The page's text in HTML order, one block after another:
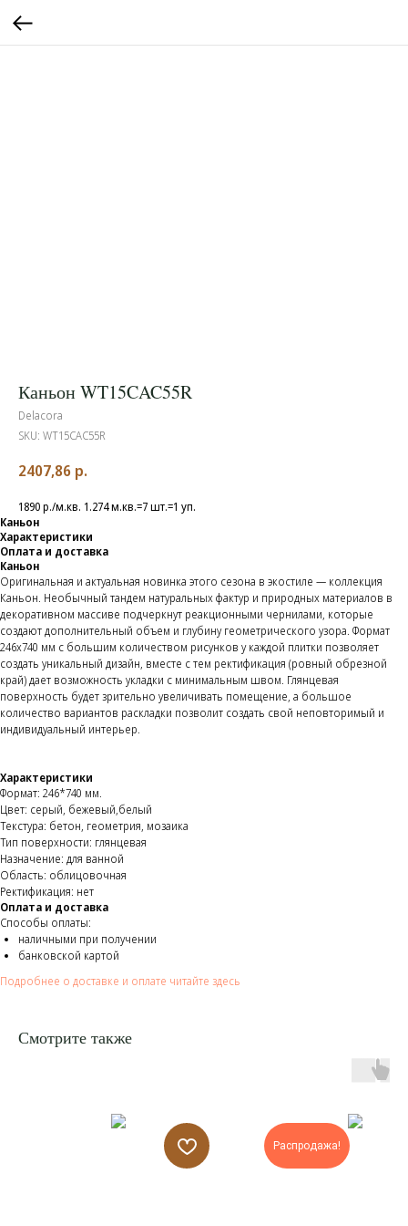
Каньон WT15CAC55R
Delacora
SKU: WT15CAC55R
2407,86 р.
1890 р./м.кв. 1.274 м.кв.=7 шт.=1 уп.
Каньон
Характеристики
Оплата и доставка
Каньон
Оригинальная и актуальная новинка этого сезона в экостиле — коллекция
Каньон. Необычный тандем натуральных фактур и природных материалов в
декоративном массиве подчеркнут реакционными чернилами, которые
создают дополнительный объем и глубину геометрического узора. Формат
246x740 мм с большим количеством рисунков у каждой плитки позволяет
создать уникальный дизайн, вместе с тем ректификация (ровный обрезной
край) дает возможность укладки с минимальным швом. Глянцевая
поверхность будет зрительно увеличивать помещение, а большое
количество вариантов раскладки позволит создать свой неповторимый и
индивидуальный интерьер.
Характеристики
Формат: 246*740 мм.
Цвет: серый, бежевый,белый
Текстура: бетон, геометрия, мозаика
Тип поверхности: глянцевая
Назначение: для ванной
Область: облицовочная
Ректификация: нет
Оплата и доставка
Способы оплаты:
наличными при получении
банковской картой
Подробнее о доставке и оплате читайте здесь
Смотрите также
Распродажа!